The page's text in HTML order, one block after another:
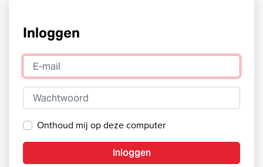
Inloggen
E-mail
Wachtwoord
Onthoud mij op deze computer
Inloggen